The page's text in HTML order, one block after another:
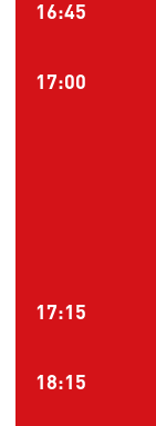
16:45
17:00
17:15
18:15